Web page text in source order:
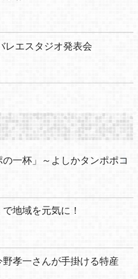
レエスタジオ発表会
一杯」～よしかタンポポコ
で地域を元気に！
孝一さんが手掛ける特産